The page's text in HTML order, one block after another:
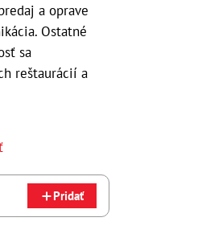
a oprave
Ostatné
sa
reštaurácií a
Pridať